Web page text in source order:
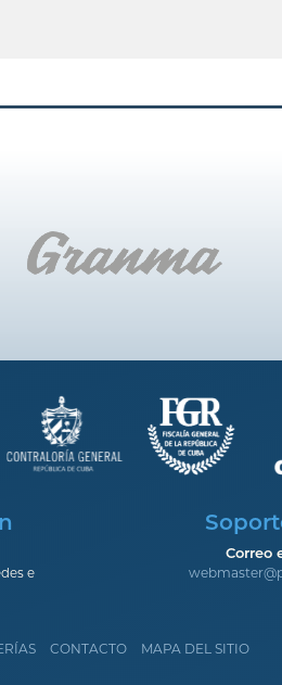
e
Correo
CONTACTO MAPA DEL SITIO